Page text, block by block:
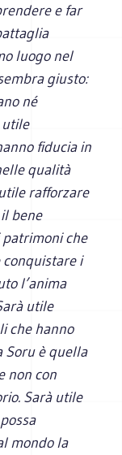
e far
luogo nel
giusto:
né
utile
fiducia in
qualità
rafforzare
bene
che
conquistare i
l’anima
utile
che hanno
Soru è quella
non con
Sarà utile
mondo la